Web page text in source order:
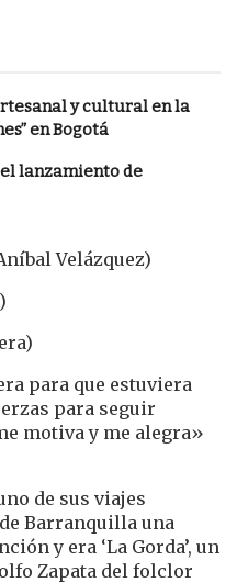
y cultural en la
en Bogotá
lanzamiento de
Velázquez)
para que estuviera
para seguir
motiva y me alegra»
de sus viajes
Barranquilla una
y era ‘La Gorda’, un
Zapata del folclor